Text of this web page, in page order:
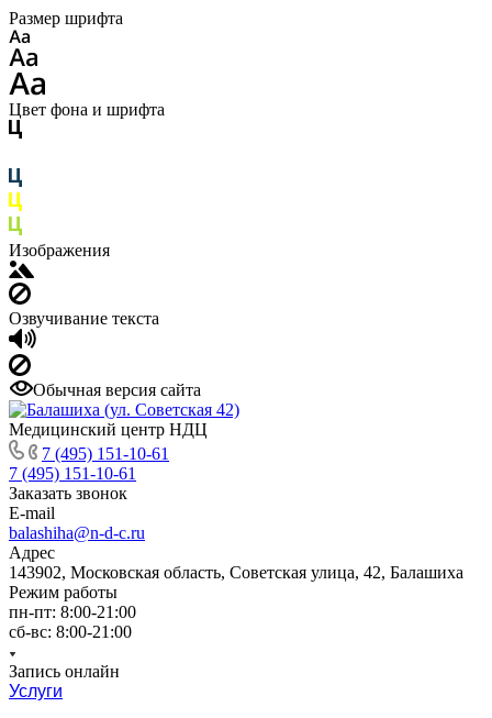
Размер шрифта
Цвет фона и шрифта
Изображения
Озвучивание текста
Обычная версия сайта
Медицинский центр НДЦ
7 (495) 151-10-61
7 (495) 151-10-61
Заказать звонок
E-mail
balashiha@n-d-c.ru
Адрес
143902, Московская область, Советская улица, 42, Балашиха
Режим работы
пн-пт: 8:00-21:00
сб-вс: 8:00-21:00
Запись онлайн
Услуги